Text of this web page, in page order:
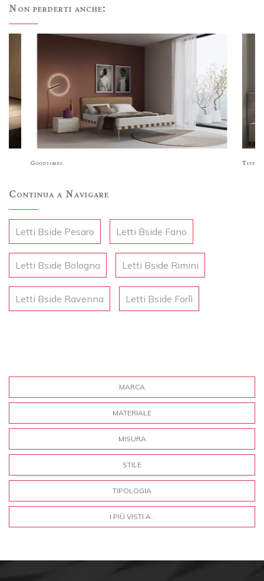
Non perderti anche:
Goodtimes
Continua a Navigare
Letti Bside Pesaro Letti Bside Fano
Letti Bside Bologna Letti Bside Rimini
Letti Bside Ravenna Letti Bside Forlì
MARCA
MATERIALE
MISURA
STILE
TIPOLOGIA
I PIÙ VISTI A :